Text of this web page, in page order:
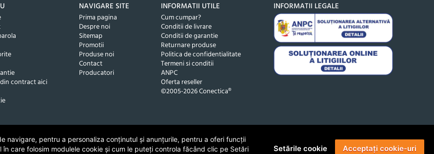
contract aici
NAVIGARE SITE
Prima pagina
Despre noi
Sitemap
Promotii
Produse noi
Contact
Producatori
INFORMATII UTILE
Cum cumpar?
Conditii de livrare
Conditii de garantie
Returnare produse
Politica de confidentialitate
Termeni si conditii
ANPC
Oferta reseller
©2005-2026 Conectica®
INFORMATII LEGALE
navigare, pentru a personaliza conținutul și anunțurile, pentru a oferi funcții
care folosim modulele cookie și cum le puteți controla făcând clic pe Setări
Setările cookie Acceptați cookie-uri